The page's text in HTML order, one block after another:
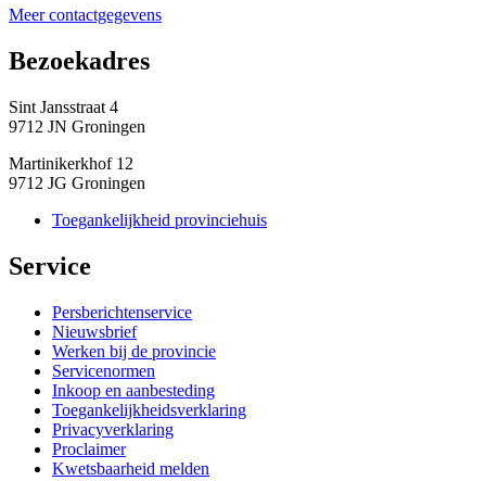
Meer contactgegevens
Bezoekadres
Sint Jansstraat 4
9712 JN Groningen
Martinikerkhof 12
9712 JG Groningen
Toegankelijkheid provinciehuis
Service
Persberichtenservice
Nieuwsbrief
Werken bij de provincie
Servicenormen
Inkoop en aanbesteding
Toegankelijkheidsverklaring
Privacyverklaring
Proclaimer
Kwetsbaarheid melden